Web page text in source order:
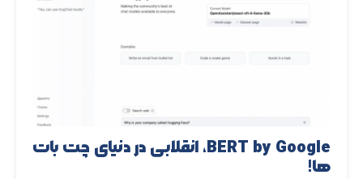
BERT by Google، انقلابی در دنیای چت بات
ها!